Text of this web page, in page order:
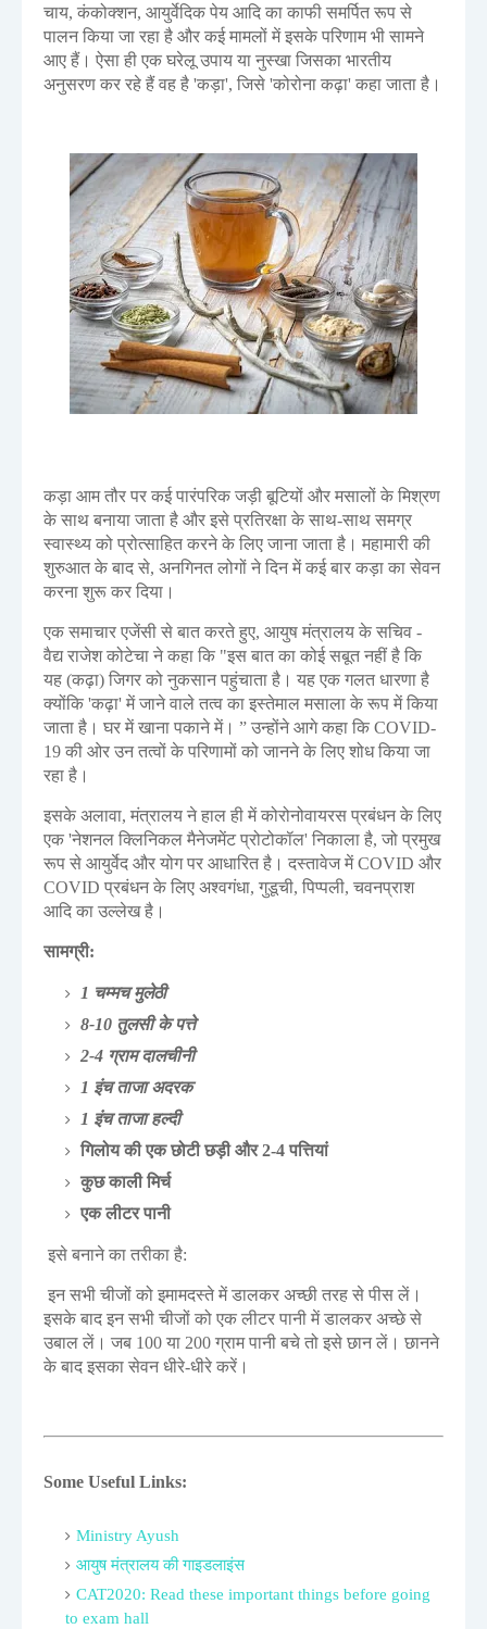
चाय, कंकोक्शन, आयुर्वेदिक पेय आदि का काफी समर्पित रूप से
पालन किया जा रहा है और कई मामलों में इसके परिणाम भी सामने
आए हैं। ऐसा ही एक घरेलू उपाय या नुस्खा जिसका भारतीय
अनुसरण कर रहे हैं वह है 'कड़ा', जिसे 'कोरोना कढ़ा' कहा जाता है।
कड़ा आम तौर पर कई पारंपरिक जड़ी बूटियों और मसालों के मिश्रण
के साथ बनाया जाता है और इसे प्रतिरक्षा के साथ-साथ समग्र
स्वास्थ्य को प्रोत्साहित करने के लिए जाना जाता है। महामारी की
शुरुआत के बाद से, अनगिनत लोगों ने दिन में कई बार कड़ा का सेवन
करना शुरू कर दिया।
एक समाचार एजेंसी से बात करते हुए, आयुष मंत्रालय के सचिव -
वैद्य राजेश कोटेचा ने कहा कि "इस बात का कोई सबूत नहीं है कि
यह (कढ़ा) जिगर को नुकसान पहुंचाता है। यह एक गलत धारणा है
क्योंकि 'कढ़ा' में जाने वाले तत्व का इस्तेमाल मसाला के रूप में किया
जाता है। घर में खाना पकाने में। ” उन्होंने आगे कहा कि COVID-
19 की ओर उन तत्वों के परिणामों को जानने के लिए शोध किया जा
रहा है।
इसके अलावा, मंत्रालय ने हाल ही में कोरोनोवायरस प्रबंधन के लिए
एक 'नेशनल क्लिनिकल मैनेजमेंट प्रोटोकॉल' निकाला है, जो प्रमुख
रूप से आयुर्वेद और योग पर आधारित है। दस्तावेज में COVID और
COVID प्रबंधन के लिए अश्वगंधा, गुडूची, पिप्पली, चवनप्राश
आदि का उल्लेख है।
सामग्री:
1 चम्मच मुलेठी
8-10 तुलसी के पत्ते
2-4 ग्राम दालचीनी
1 इंच ताजा अदरक
1 इंच ताजा हल्दी
गिलोय की एक छोटी छड़ी और 2-4 पत्तियां
कुछ काली मिर्च
एक लीटर पानी
इसे बनाने का तरीका है:
इन सभी चीजों को इमामदस्ते में डालकर अच्छी तरह से पीस लें।
इसके बाद इन सभी चीजों को एक लीटर पानी में डालकर अच्छे से
उबाल लें। जब 100 या 200 ग्राम पानी बचे तो इसे छान लें। छानने
के बाद इसका सेवन धीरे-धीरे करें।
Some Useful Links:
Ministry Ayush
आयुष मंत्रालय की गाइडलाइंस
CAT2020: Read these important things before going
to exam hall